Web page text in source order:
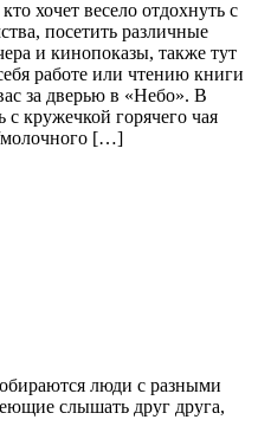
хочет весело отдохнуть с
посетить различные
и кинопоказы, также тут
работе или чтению книги
за дверью в «Небо». В
с кружечкой горячего чая
молочного […]
люди с разными
слышать друг друга,